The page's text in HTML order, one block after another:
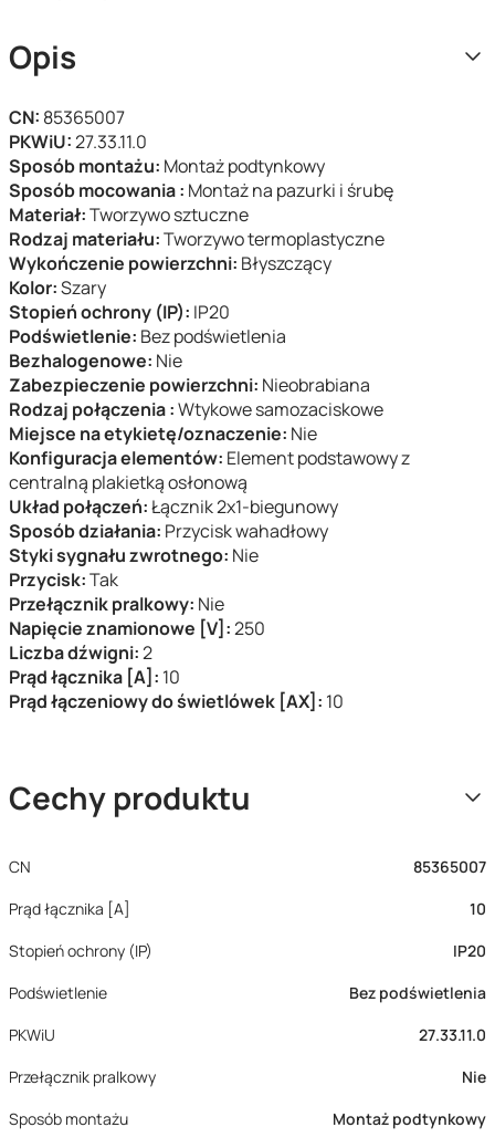
Opis
CN: 85365007
PKWiU:27.33.11.0
Sposób montażu: Montaż podtynkowy
Sposób mocowania : Montaż na pazurki i śrubę
Materiał:Tworzywo sztuczne
Rodzaj materiału:Tworzywo termoplastyczne
Wykończenie powierzchni: Błyszczący
Kolor:Szary
Stopień ochrony (IP): IP20
Podświetlenie: Bez podświetlenia
Bezhalogenowe: Nie
Zabezpieczenie powierzchni: Nieobrabiana
Rodzaj połączenia :Wtykowe samozaciskowe
Miejsce na etykietę/oznaczenie: Nie
Konfiguracja elementów: Element podstawowy z
centralną plakietką osłonową
Układ połączeń:Łącznik 2x1-biegunowy
Sposób działania: Przycisk wahadłowy
Styki sygnału zwrotnego: Nie
Przycisk:Tak
Przełącznik pralkowy: Nie
Napięcie znamionowe [V]:250
Liczba dźwigni:2
Prąd łącznika [A]: 10
Prąd łączeniowy do świetlówek [AX]: 10
Cechy produktu
CN
85365007
Prąd łącznika [A]
10
Stopień ochrony (IP)
IP20
Podświetlenie
Bez podświetlenia
PKWiU
27.33.11.0
Przełącznik pralkowy
Nie
Sposób montażu
Montaż podtynkowy